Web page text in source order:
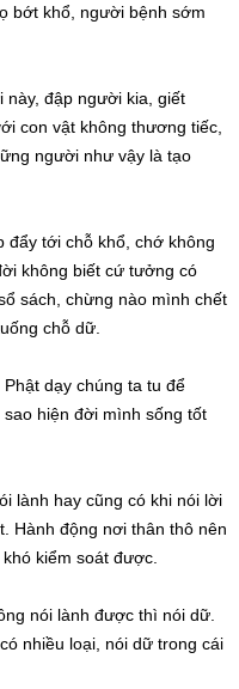
bớt khổ, người bệnh sớm
này, đập người kia, giết
con vật không thương tiếc,
người như vậy là tạo
đẩy tới chỗ khổ, chớ không
không biết cứ tưởng có
sách, chừng nào mình chết
chỗ dữ.
dạy chúng ta tu để
hiện đời mình sống tốt
lành hay cũng có khi nói lời
Hành động nơi thân thô nên
kiểm soát được.
nói lành được thì nói dữ.
nhiều loại, nói dữ trong cái